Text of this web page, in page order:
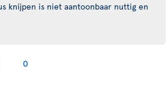
knijpen is niet aantoonbaar nuttig en
0